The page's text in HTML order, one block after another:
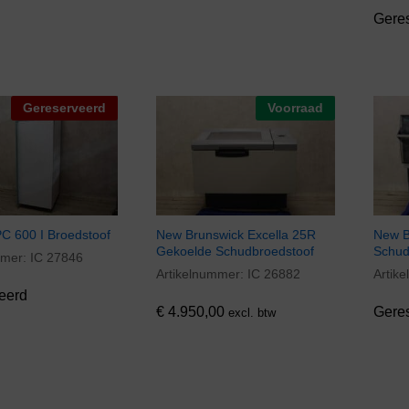
Gereserveerd
600 I Broedstoof
IC 27846
Voorraad
New Brunswick Excella 25R
Gekoelde Schudbroedstoof
Artikelnummer: IC 26882
€4.950,00 excl. btw
€4.950,00
New